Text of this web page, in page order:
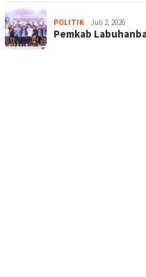
POLITIK Juli 2, 2026
Pemkab